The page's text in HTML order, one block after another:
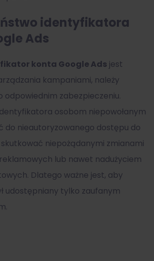
identyfikatora
Ads
konta Google Ads jest
kampaniami, należy
odpowiednim zabezpieczeniu.
osobom niepowołanym
do nieautoryzowanego dostępu do
niepożądanymi zmianami
lub nawet nadużyciem
Dlatego ważne jest, aby
udostępniany tylko zaufanym